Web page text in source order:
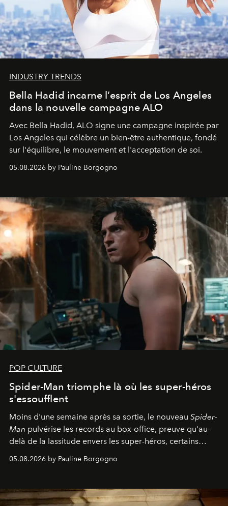
INDUSTRY TRENDS
Bella Hadid incarne l’esprit de Los Angeles
dans la nouvelle campagne ALO
Avec Bella Hadid, ALO signe une campagne inspirée par
Los Angeles qui célèbre un bien-être authentique, fondé
sur l'équilibre, le mouvement et l'acceptation de soi.
05.08.2026 by Pauline Borgogno
POP CULTURE
Spider-Man triomphe là où les super-héros
s'essoufflent
Moins d'une semaine après sa sortie, le nouveau Spider-
Man pulvérise les records au box-office, preuve qu'au-
delà de la lassitude envers les super-héros, certains
personnages continuent de susciter une ferveur intacte.
05.08.2026 by Pauline Borgogno